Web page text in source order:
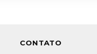
CONTATO